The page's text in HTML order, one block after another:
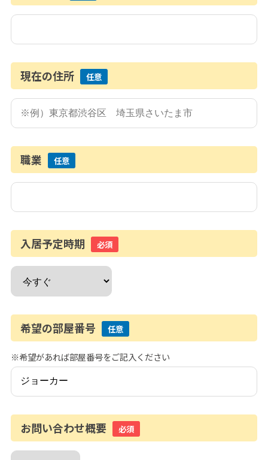
現在の住所 任意
職業 任意
入居予定時期 必須
希望の部屋番号 任意
※希望があれば部屋番号をご記入ください
お問い合わせ概要 必須